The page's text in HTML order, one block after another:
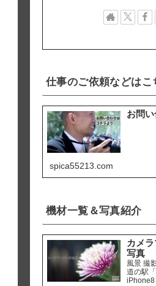
仕事のご依頼などはこ
お問
spica55213.com
機材一覧＆写真紹介
カメ
写真
風景 撮
道の駅
iPhone8